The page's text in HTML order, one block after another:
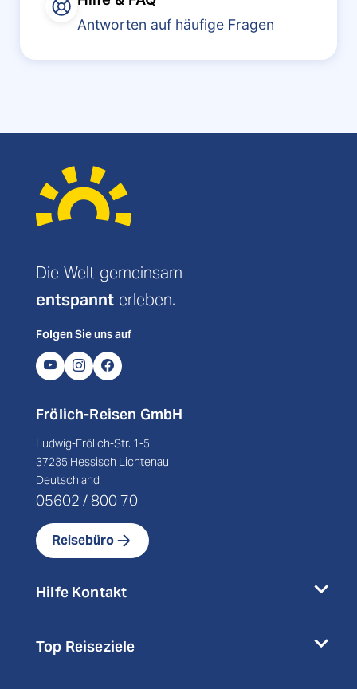
Antworten auf häufige Fragen
Die Welt gemeinsam
entspannt erleben.
Folgen Sie uns auf
Frölich-Reisen GmbH
Ludwig-Frölich-Str. 1-5
37235 Hessisch Lichtenau
Deutschland
05602 / 800 70
Reisebüro
Hilfe Kontakt
Top Reiseziele